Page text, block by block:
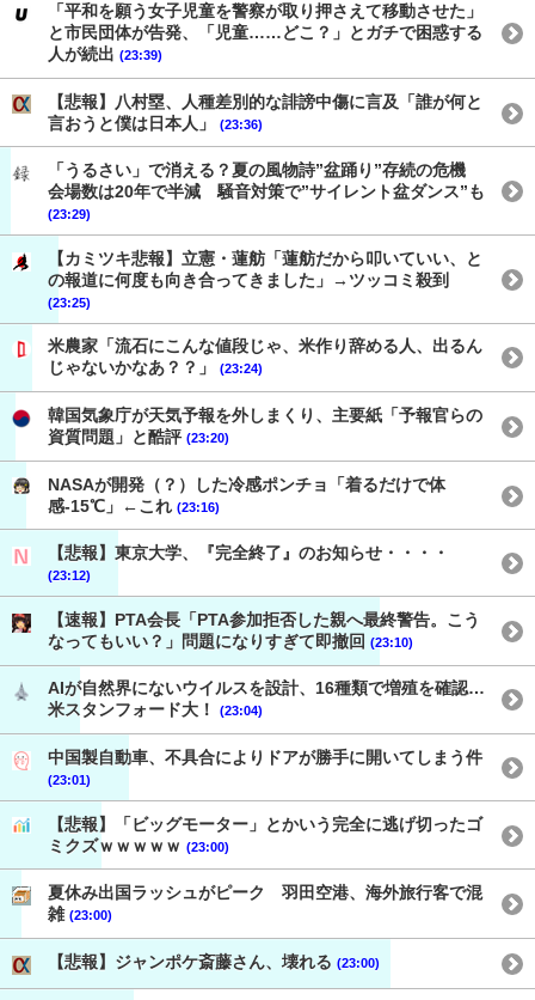
「平和を願う女子児童を警察が取り押さえて移動させた」
と市民団体が告発、「児童……どこ？」とガチで困惑する
人が続出 (23:39)
【悲報】八村塁、人種差別的な誹謗中傷に言及「誰が何と
言おうと僕は日本人」
(23:36)
「うるさい」で消える？夏の風物詩”盆踊り”存続の危機
会場数は20年で半減 騒音対策で”サイレント盆ダンス”も
(23:29)
【カミツキ悲報】立憲・蓮舫「蓮舫だから叩いていい、と
の報道に何度も向き合ってきました」→ツッコミ殺到
(23:25)
米農家「流石にこんな値段じゃ、米作り辞める人、出るん
じゃないかなあ？？」
(23:24)
韓国気象庁が天気予報を外しまくり、主要紙「予報官らの
資質問題」と酷評 (23:20)
NASAが開発（？）した冷感ポンチョ「着るだけで体
感-15℃」←これ (23:16)
【悲報】東京大学、『完全終了』のお知らせ・・・・
(23:12)
【速報】PTA会長「PTA参加拒否した親へ最終警告。こう
なってもいい？」問題になりすぎて即撤回 (23:10)
AIが自然界にないウイルスを設計、16種類で増殖を確認…
米スタンフォード大！
(23:04)
中国製自動車、不具合によりドアが勝手に開いてしまう件
(23:01)
【悲報】「ビッグモーター」とかいう完全に逃げ切ったゴ
ミクズｗｗｗｗｗ (23:00)
夏休み出国ラッシュがピーク 羽田空港、海外旅行客で混
雑 (23:00)
【悲報】ジャンポケ斎藤さん、壊れる (23:00)